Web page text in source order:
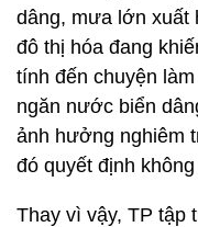
dâng, mưa lớn xuất
đô thị hóa đang
tính đến chuyện
ngăn nước biển
ảnh hưởng nghiêm
đó quyết định
Thay vì vậy, TP tập